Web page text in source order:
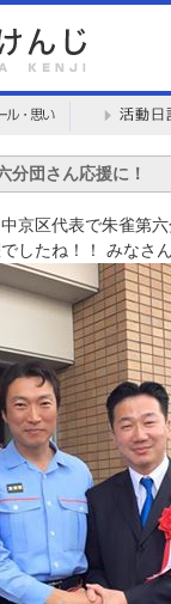
団さん応援に！
京区代表で朱雀第
したね！！ みなさ